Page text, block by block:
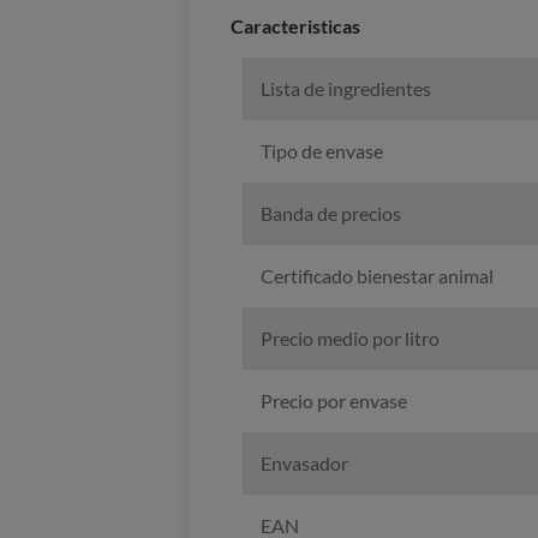
Caracteristicas
Lista de ingredientes
Tipo de envase
Banda de precios
Certificado bienestar animal
Precio medio por litro
Precio por envase
Envasador
EAN